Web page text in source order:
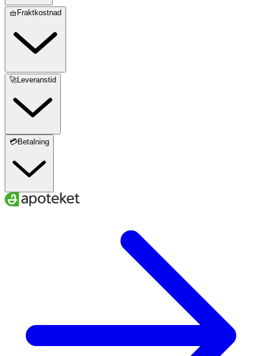
🧺Fraktkostnad
🚀Leveranstid
💳Betalning